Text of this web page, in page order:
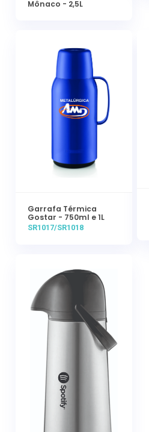
Mônaco - 2,5L
Garrafa Térmica
Gostar - 750ml e 1L
SR1017/SR1018